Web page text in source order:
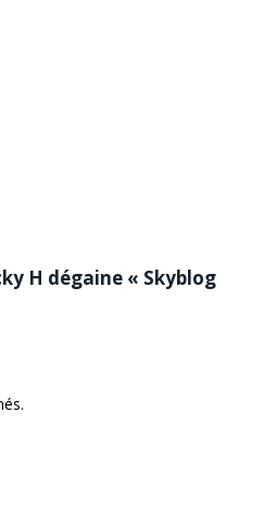
H dégaine « Skyblog